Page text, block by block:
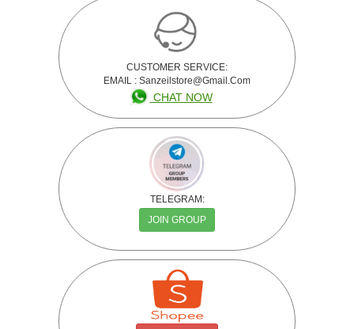
CUSTOMER SERVICE:
EMAIL : Sanzeilstore@gmail.com
CHAT NOW
TELEGRAM:
JOIN GROUP